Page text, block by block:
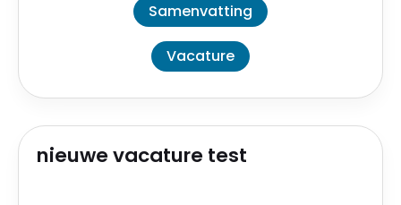
Samenvatting
Vacature
nieuwe vacature test